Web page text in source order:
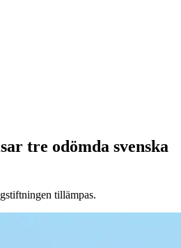
tre odömda svenska
tillämpas.